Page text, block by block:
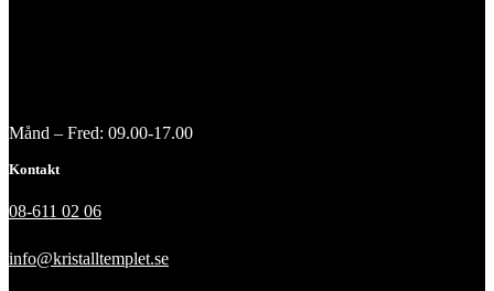
Månd – Fred: 09.00-17.00
Kontakt
08-611 02 06
info@kristalltemplet.se